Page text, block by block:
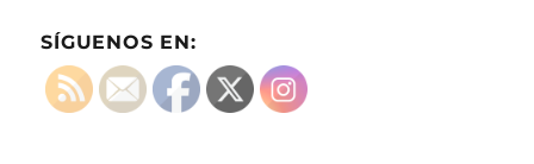
SÍGUENOS EN: